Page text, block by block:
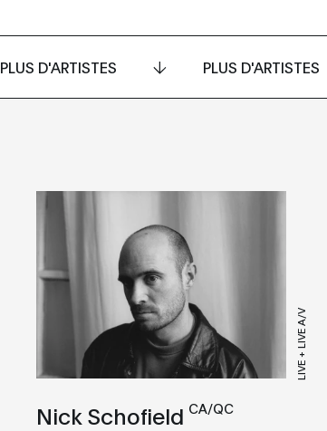
PLUS D'ARTISTES PLUS D'ARTISTES
LIVE + LIVE A/V
Nick Schofield CA/QC